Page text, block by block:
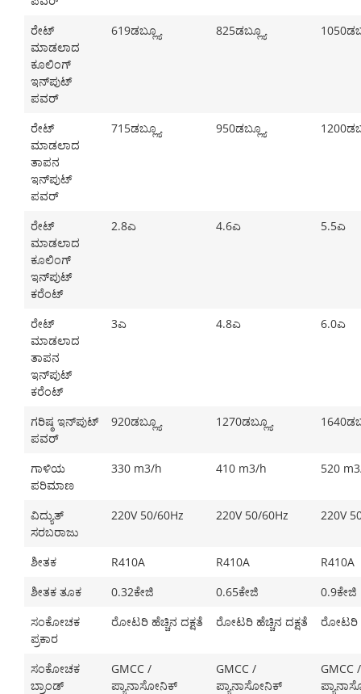
ರೇಟ್
ಮಾಡಲಾದ
ಕೂಲಿಂಗ್
ಇನ್‌ಪುಟ್
ಪವರ್
619ಡಬ್ಲ್ಯೂ 825ಡಬ್ಲ್ಯೂ
ರೇಟ್
ಮಾಡಲಾದ
ತಾಪನ
ಇನ್‌ಪುಟ್
ಪವರ್
715ಡಬ್ಲ್ಯೂ 950ಡಬ್ಲ್ಯೂ
ರೇಟ್
ಮಾಡಲಾದ
ಕೂಲಿಂಗ್
ಇನ್‌ಪುಟ್
ಕರೆಂಟ್
2.8ಎ 4.6ಎ 5.5ಎ
ರೇಟ್
ಮಾಡಲಾದ
ತಾಪನ
ಇನ್‌ಪುಟ್
ಕರೆಂಟ್
3ಎ 4.8ಎ 6.0ಎ
ಗರಿಷ್ಠ ಇನ್‌ಪುಟ್
ಪವರ್
920ಡಬ್ಲ್ಯೂ 1270ಡಬ್ಲ್ಯೂ
ಗಾಳಿಯ
ಪರಿಮಾಣ
330 m3/h 410 m3/h 520
ವಿದ್ಯುತ್
ಸರಬರಾಜು
220V 50/60Hz 220V 50/60Hz 220V
ಶೀತಕ R410A R410A
R410A
ಶೀತಕ ತೂಕ
0.32ಕೇಜಿ 0.65ಕೇಜಿ
0.9ಕೇಜಿ
ಸಂಕೋಚಕ
ಪ್ರಕಾರ
ರೋಟರಿ ಹೆಚ್ಚಿನ ದಕ್ಷತೆ ರೋಟರಿ ಹೆಚ್ಚಿನ ದಕ್ಷತೆ ರೋಟರಿ
ಸಂಕೋಚಕ
ಬ್ರಾಂಡ್
GMCC /
ಪ್ಯಾನಾಸೋನಿಕ್
GMCC /
ಪ್ಯಾನಾಸೋನಿಕ್
GMCC /